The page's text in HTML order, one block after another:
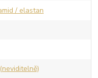
/ elastan